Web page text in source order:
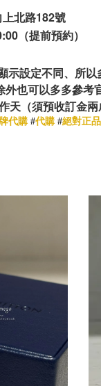
北路182號
（提前預約）
示設定不同、所以
外也可以多多參考
天（須預收訂金兩
代購 #代購 #絕對正